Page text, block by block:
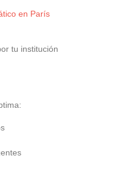
en París
tu institución